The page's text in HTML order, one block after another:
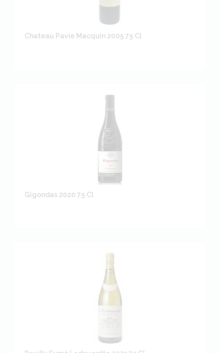
Chateau Pavie Macquin 2005 75 Cl
Gigondas 2020 75 Cl